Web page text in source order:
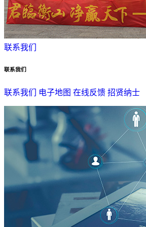
联系我们
联系我们
联系我们 电子地图 在线反馈 招贤纳士